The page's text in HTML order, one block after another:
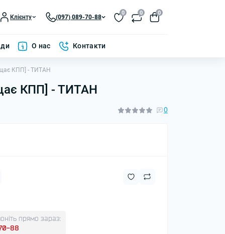
Клієнту (097) 089-70-88
0 0 0
О нас Контакти
КПП] - ТИТАН
КПП] - ТИТАН
0
прямо зараз:
88